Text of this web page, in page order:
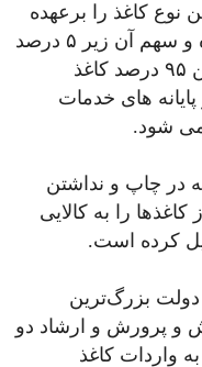
نوع کاغذ را برعهده
داشت که اکنون به مشکل برخورده و سهم آن زیر ۵ درصد
کالای مورد نیاز کشور است. بنابراین ۹۵ درصد کاغذ
های خدمات
شود.
در چاپ و نداشتن
را به کالایی
کرده است.
دولت بزرگ‌ترین
و پرورش و ارشاد دو
واردات کاغذ